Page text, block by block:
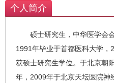
个人简介
硕士研究生，中华医学会会
1991年毕业于首都医科大学，
获硕士研究生学位。于北京朝
年，2009年于北京天坛医院神